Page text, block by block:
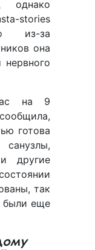
однако
stories
из-за
она
на 9
готова
другие
так
были еще